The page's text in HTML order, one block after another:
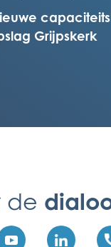
Grijpskerk
de